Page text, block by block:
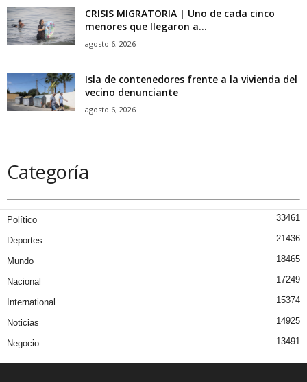
CRISIS MIGRATORIA | Uno de cada cinco
menores que llegaron a...
agosto 6, 2026
Isla de contenedores frente a la vivienda del
vecino denunciante
agosto 6, 2026
Categoría
Político 33461
Deportes 21436
Mundo 18465
Nacional 17249
International 15374
Noticias 14925
Negocio 13491